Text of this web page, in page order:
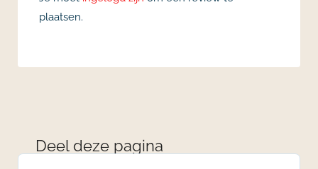
plaatsen.
Deel deze pagina